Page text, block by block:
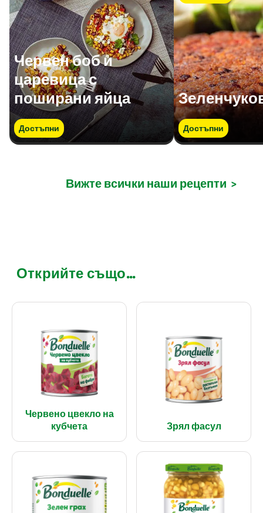
Червен боб и
царевица с
поширани яйца
Достъпни Достъпни
Вижте всички наши рецепти >
Открийте също...
Червено цвекло на
кубчета
Зрял фасул